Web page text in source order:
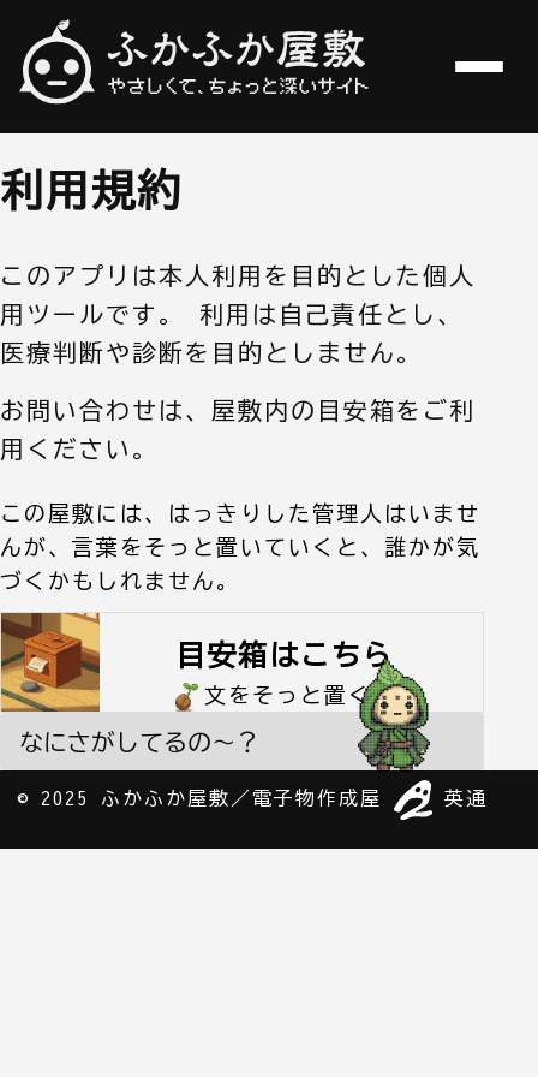
ふかふか屋敷
やさしくて、ちょっと深いサイト
利用規約
このアプリは本人利用を目的とした個人
用ツールです。 利用は自己責任とし、
医療判断や診断を目的としません。
お問い合わせは、屋敷内の目安箱をご利
用ください。
目安箱はこちら
この屋敷には、はっきりした管理人はいませ
んが、言葉をそっと置いていくと、誰かが気
づくかもしれません。
文をそっと置く
なにさがしてるの〜？
© 2025 ふかふか屋敷／電子物作成屋 英通